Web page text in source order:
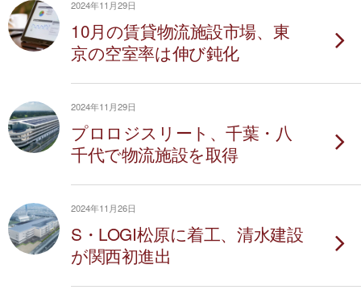
2024年11月29日
10月の賃貸物流施設市場、東
京の空室率は伸び鈍化
2024年11月29日
プロロジスリート、千葉・八
千代で物流施設を取得
2024年11月26日
S・LOGI松原に着工、清水建設
が関西初進出